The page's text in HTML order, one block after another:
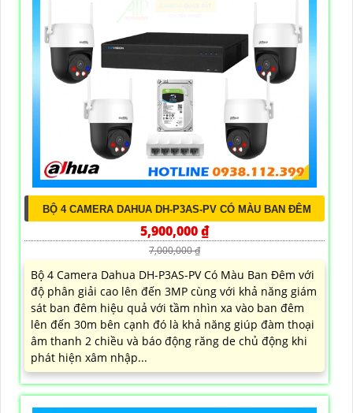
BỘ 4 CAMERA DAHUA DH-P3AS-PV CÓ MÀU BAN ĐÊM
5,900,000 ₫
7,000,000 ₫
Bộ 4 Camera Dahua DH-P3AS-PV Có Màu Ban Đêm với
độ phân giải cao lên đến 3MP cùng với khả năng giám
sát ban đêm hiệu quả với tầm nhìn xa vào ban đêm
lên đến 30m bên cạnh đó là khả năng giúp đàm thoại
âm thanh 2 chiều và báo động răng de chủ động khi
phát hiện xâm nhập...